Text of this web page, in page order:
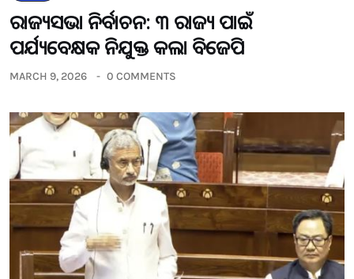
ରାଜ୍ୟସଭା ନିର୍ବାଚନ: ୩ ରାଜ୍ୟ ପାଇଁ
ପର୍ଯ୍ୟବେକ୍ଷକ ନିଯୁକ୍ତ କଲା ବିଜେପି
MARCH 9, 2026 0 COMMENTS